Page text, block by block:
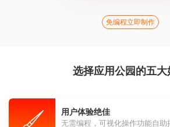
免编程立即制作
选择应用公园的五大
用户体验绝佳
无需编程，可视化操作功能自助